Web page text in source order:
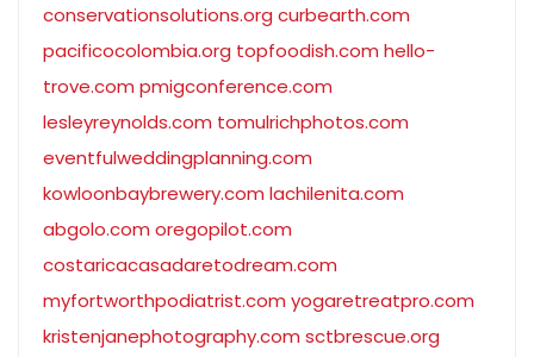
conservationsolutions.org curbearth.com
pacificocolombia.org topfoodish.com hello-
trove.com pmigconference.com
lesleyreynolds.com tomulrichphotos.com
eventfulweddingplanning.com
kowloonbaybrewery.com lachilenita.com
abgolo.com oregopilot.com
costaricacasadaretodream.com
myfortworthpodiatrist.com yogaretreatpro.com
kristenjanephotography.com sctbrescue.org